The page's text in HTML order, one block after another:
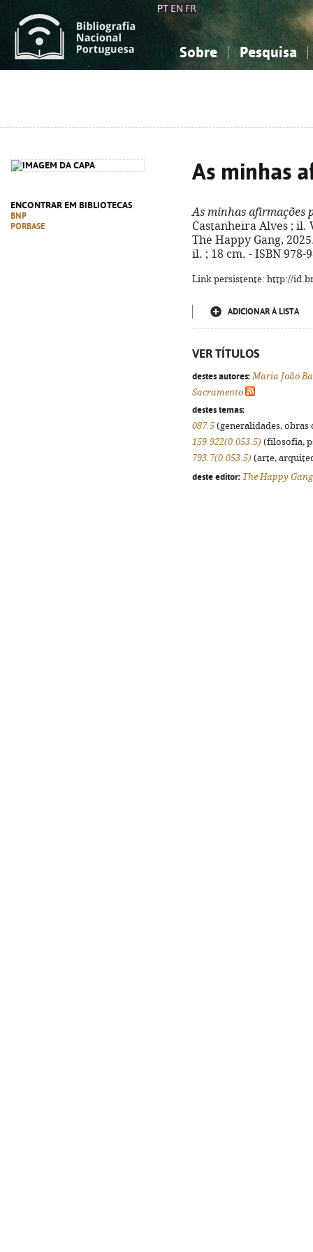
PT EN FR
Sobre Pesquisa
ENCONTRAR EM BIBLIOTECAS
BNP
PORBASE
As minhas
As minhas afirmações
Castanheira Alves ; il.
The Happy Gang,
il. ; 18 cm. - ISBN 978-
Link persistente: http://
ADICIONAR À LISTA
VER TÍTULOS
destes autores: Maria João
Sacramento
destes temas:
087.5 (generalidades,
159.922(0.053.5) (filosofia,
793.7(0.053.5) (arte,
deste editor: The Happy Gang